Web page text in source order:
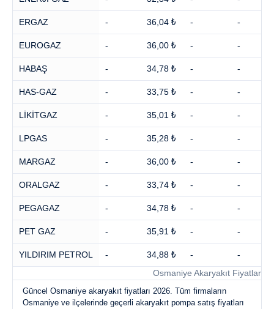
ERGAZ - 36,04 ₺ - -
EUROGAZ - 36,00 ₺ - -
HABAŞ - 34,78 ₺ - -
HAS-GAZ - 33,75 ₺ - -
LİKİTGAZ - 35,01 ₺ - -
LPGAS - 35,28 ₺ - -
MARGAZ - 36,00 ₺ - -
ORALGAZ - 33,74 ₺ - -
PEGAGAZ - 34,78 ₺ - -
PET GAZ - 35,91 ₺ - -
YILDIRIM PETROL - 34,88 ₺ -
-
Osmaniye Akaryakıt Fiyatları
Güncel Osmaniye akaryakıt fiyatları 2026. Tüm firmaların
Osmaniye ve ilçelerinde geçerli akaryakıt pompa satış fiyatları